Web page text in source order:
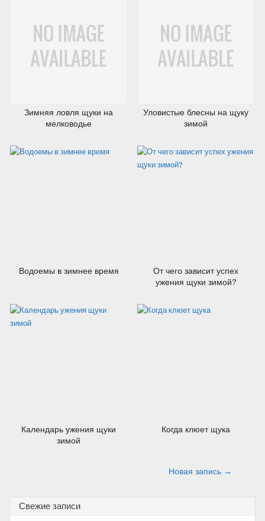
Зимняя ловля щуки на
мелководье
Уловистые блесны на щуку
зимой
Водоемы в зимнее время
От чего зависит успех
ужения щуки зимой?
Календарь ужения щуки
зимой
Когда клюет щука
записям
Новая запись →
Свежие записи